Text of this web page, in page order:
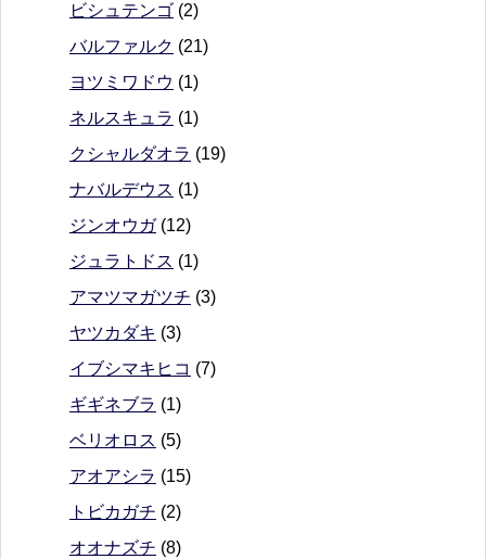
ビシュテンゴ (2)
バルファルク (21)
ヨツミワドウ (1)
ネルスキュラ (1)
クシャルダオラ (19)
ナバルデウス (1)
ジンオウガ(12)
ジュラトドス (1)
アマツマガツチ (3)
ヤツカダキ (3)
イブシマキヒコ (7)
ギギネブラ (1)
ベリオロス (5)
アオアシラ (15)
トビカガチ (2)
オオナズチ (8)